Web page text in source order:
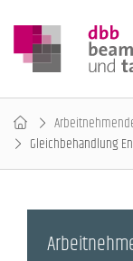
Gleichbehandlung